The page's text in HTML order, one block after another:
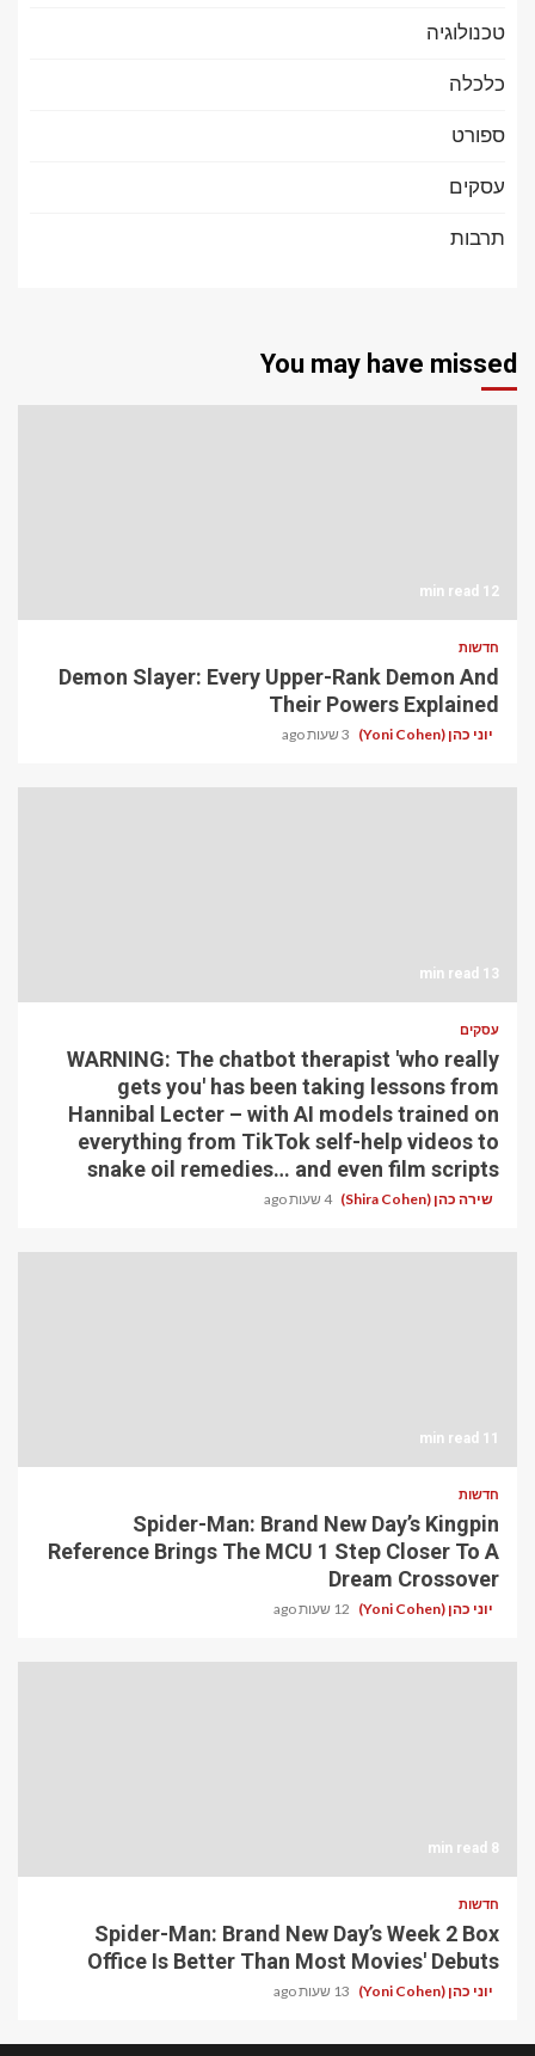
טכנולוגיה
כלכלה
ספורט
עסקים
תרבות
You may have missed
12 min read
חדשות
Demon Slayer: Every Upper-Rank Demon And
Their Powers Explained
יוני כהן (Yoni Cohen) 3 שעות ago
13 min read
עסקים
WARNING: The chatbot therapist 'who really
gets you' has been taking lessons from
Hannibal Lecter – with AI models trained on
everything from TikTok self-help videos to
snake oil remedies… and even film scripts
שירה כהן (Shira Cohen) 4 שעות ago
11 min read
חדשות
Spider-Man: Brand New Day’s Kingpin
Reference Brings The MCU 1 Step Closer To A
Dream Crossover
יוני כהן (Yoni Cohen) 12 שעות ago
8 min read
חדשות
Spider-Man: Brand New Day’s Week 2 Box
Office Is Better Than Most Movies' Debuts
יוני כהן (Yoni Cohen) 13 שעות ago